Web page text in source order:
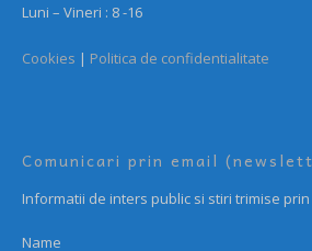
Luni – Vineri : 8 -16
Cookies | Politica de confidentialitate
Comunicari prin email
Informatii de inters public si stiri trimise
Name